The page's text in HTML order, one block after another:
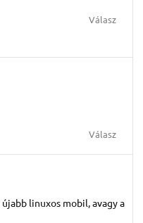
Válasz
Válasz
linuxos mobil, avagy a